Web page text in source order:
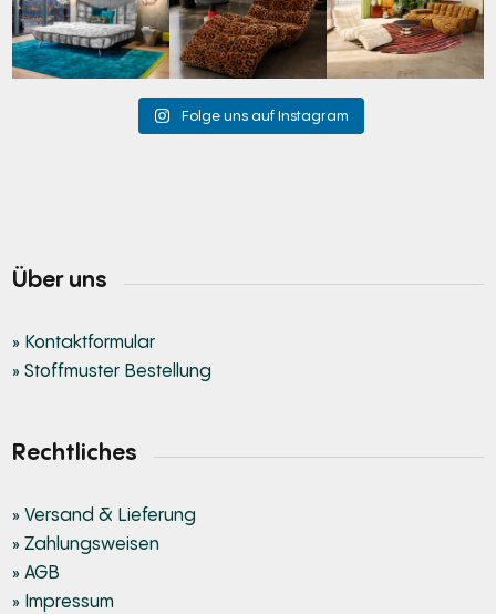
144 3 198 4 104 1
Folge uns auf Instagram
Über uns
» Kontaktformular
» Stoffmuster Bestellung
Rechtliches
» Versand & Lieferung
» Zahlungsweisen
» AGB
» Impressum